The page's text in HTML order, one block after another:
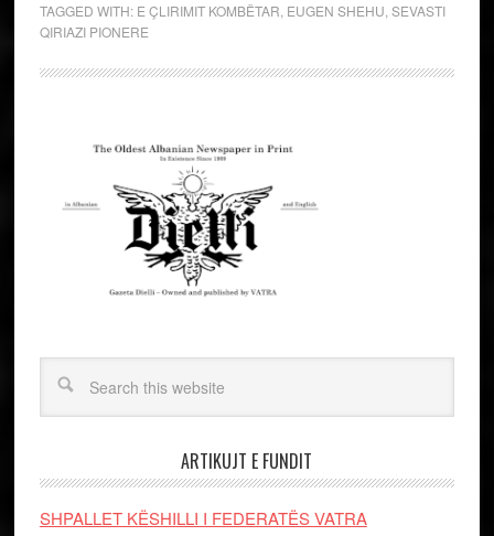
TAGGED WITH: E ÇLIRIMIT KOMBËTAR EUGEN SHEHU SEVASTI
QIRIAZI PIONERE
ARTIKUJT E FUNDIT
SHPALLET KËSHILLI I FEDERATËS VATRA